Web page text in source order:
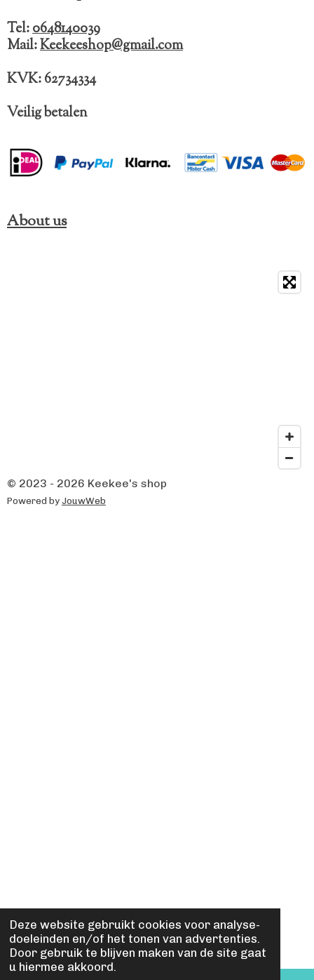
Deze website gebruikt cookies voor analyse-
doeleinden en/of het tonen van advertenties.
Door gebruik te blijven maken van de site gaat
u hiermee akkoord.
o
k
r
a
m
Tel:0648140039
Mail:Keekeeshop@gmail.com
KVK: 62734334
Veilig betalen
About us
© 2023 - 2026 Keekee's shop
Powered byJouwWeb